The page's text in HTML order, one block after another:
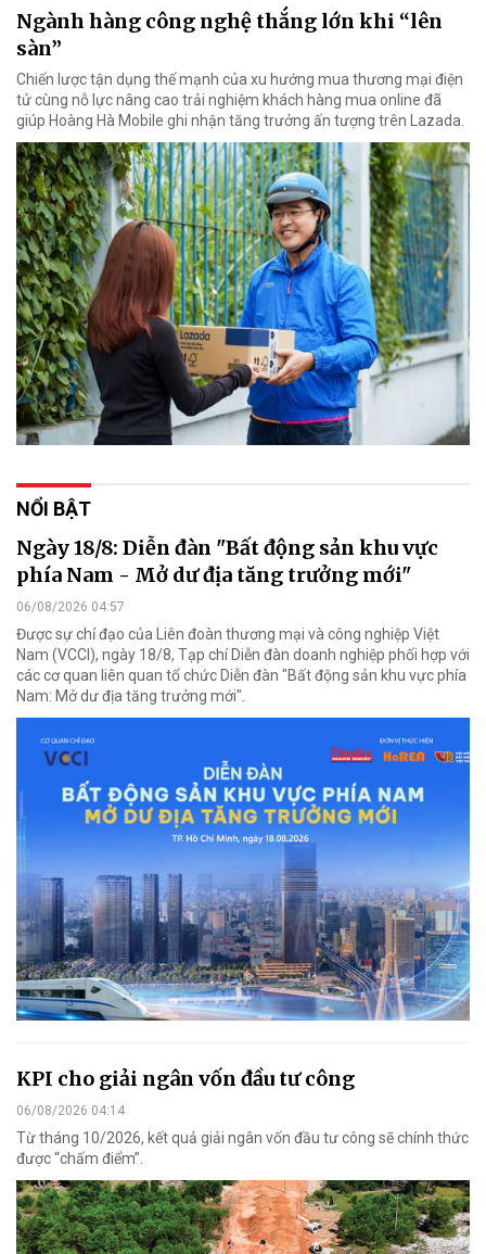
Ngành hàng công nghệ thắng lớn khi “lên
sàn”
Chiến lược tận dụng thế mạnh của xu hướng mua thương mại điện
tử cùng nỗ lực nâng cao trải nghiệm khách hàng mua online đã
giúp Hoàng Hà Mobile ghi nhận tăng trưởng ấn tượng trên Lazada.
NỔI BẬT
Ngày 18/8: Diễn đàn "Bất động sản khu vực
phía Nam - Mở dư địa tăng trưởng mới"
06/08/2026 04:57
Được sự chỉ đạo của Liên đoàn thương mại và công nghiệp Việt
Nam (VCCI), ngày 18/8, Tạp chí Diễn đàn doanh nghiệp phối hợp với
các cơ quan liên quan tổ chức Diễn đàn "Bất động sản khu vực phía
Nam: Mở dư địa tăng trưởng mới".
KPI cho giải ngân vốn đầu tư công
06/08/2026 04:14
Từ tháng 10/2026, kết quả giải ngân vốn đầu tư công sẽ chính thức
được “chấm điểm”.